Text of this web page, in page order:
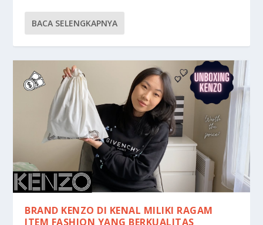
BACA SELENGKAPNYA
BRAND KENZO DI KENAL MILIKI RAGAM
ITEM FASHION YANG BERKUALITAS